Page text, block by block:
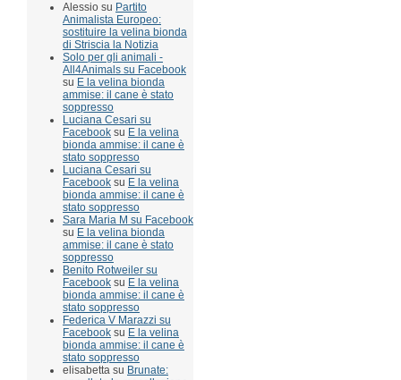
Alessio su Partito
Animalista Europeo:
sostituire la velina bionda
di Striscia la Notizia
Solo per gli animali -
All4Animals su Facebook
su E la velina bionda
ammise: il cane è stato
soppresso
Luciana Cesari su
Facebook su E la velina
bionda ammise: il cane è
stato soppresso
Luciana Cesari su
Facebook su E la velina
bionda ammise: il cane è
stato soppresso
Sara Maria M su Facebook
su E la velina bionda
ammise: il cane è stato
soppresso
Benito Rotweiler su
Facebook su E la velina
bionda ammise: il cane è
stato soppresso
Federica V Marazzi su
Facebook su E la velina
bionda ammise: il cane è
stato soppresso
elisabetta su Brunate: